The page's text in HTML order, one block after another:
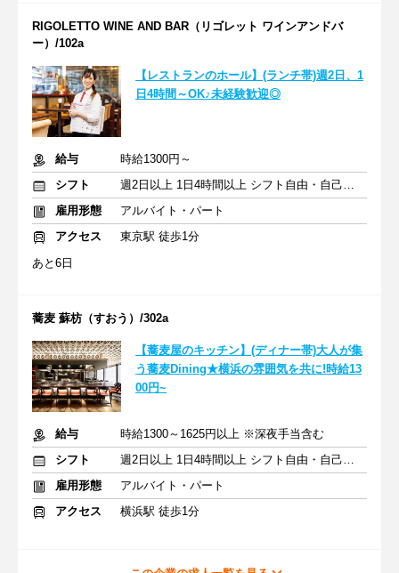
RIGOLETTO WINE AND BAR（リゴレット ワインアンドバ
ー）/102a
【レストランのホール】(ランチ帯)週2日、1
日4時間～OK♪未経験歓迎◎
給与
時給1300円～
シフト
週2日以上 1日4時間以上 シフト自由・自己申告
雇用形態
アルバイト・パート
アクセス
東京駅 徒歩1分
あと6日
蕎麦 蘇枋（すおう）/302a
【蕎麦屋のキッチン】(ディナー帯)大人が集
う蕎麦Dining★横浜の雰囲気を共に!時給13
00円~
給与
時給1300～1625円以上 ※深夜手当含む
シフト
週2日以上 1日4時間以上 シフト自由・自己申告
雇用形態
アルバイト・パート
アクセス
横浜駅 徒歩1分